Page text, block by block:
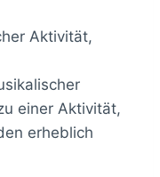
Aktivität,
einer Aktivität,
erheblich